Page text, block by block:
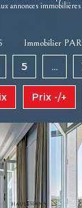
annonces immobilières
Immobilier
5 ...
Prix -/+